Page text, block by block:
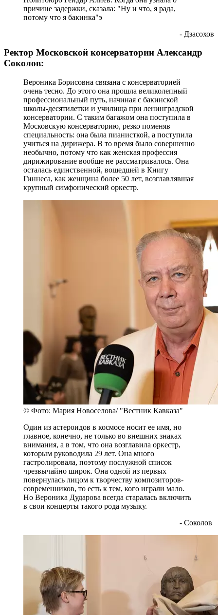
причине задержки, сказала: "Ну и что, я рада,
потому что я бакинка"э
- Дзасохов
Ректор Московской консерватории Александр
Соколов:
Вероника Борисовна связана с консерваторией
очень тесно. До этого она прошла великолепный
профессиональный путь, начиная с бакинской
школы-десятилетки и училища при ленинградской
консерватории. С таким багажом она поступила в
Московскую консерваторию, резко поменяв
специальность: она была пианисткой, а поступила
учиться на дирижера. В то время было совершенно
необычно, потому что как женская профессия
дирижирование вообще не рассматривалось. Она
осталась единственной, вошедшей в Книгу
Гиннеса, как женщина более 50 лет, возглавлявшая
крупный симфонический оркестр.
© Фото: Мария Новоселова/ "Вестник Кавказа"
Один из астероидов в космосе носит ее имя, но
главное, конечно, не только во внешних знаках
внимания, а в том, что она возглавила оркестр,
которым руководила 29 лет. Она много
гастролировала, поэтому послужной список
чрезвычайно широк. Она одной из первых
повернулась лицом к творчеству композиторов-
современников, то есть к тем, кого играли мало.
Но Вероника Дударова всегда старалась включить
в свои концерты такого рода музыку.
- Соколов